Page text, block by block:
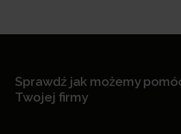
Sprawdź jak możemy
Twojej firmy